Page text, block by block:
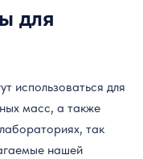
для
использоваться для
масс, а также
так
нашей